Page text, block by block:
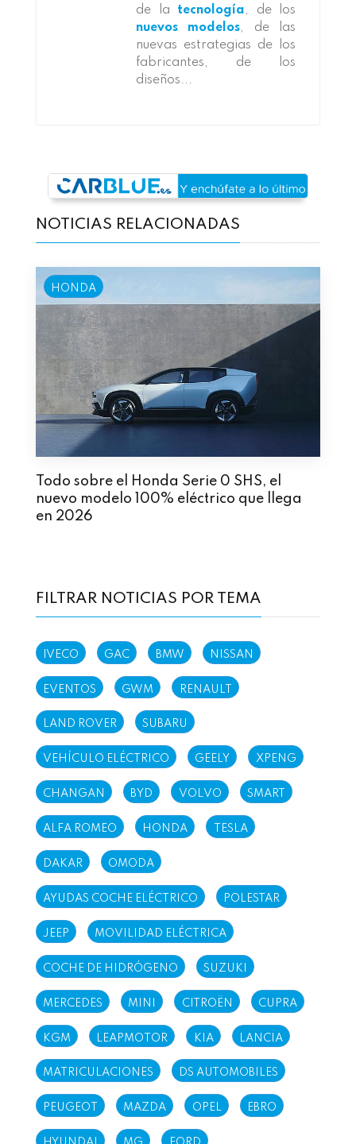
de la tecnología, de los
nuevos modelos, de las
nuevas estrategias de los
fabricantes, de los
diseños...
NOTICIAS RELACIONADAS
HONDA
Todo sobre el Honda Serie 0 SHS, el
nuevo modelo 100% eléctrico que llega
en 2026
FILTRAR NOTICIAS POR TEMA
IVECO GAC BMW NISSAN
EVENTOS GWM RENAULT
LAND ROVER SUBARU
VEHÍCULO ELÉCTRICO GEELY XPENG
CHANGAN BYD VOLVO SMART
ALFA ROMEO HONDA TESLA
DAKAR OMODA
AYUDAS COCHE ELÉCTRICO POLESTAR
JEEP MOVILIDAD ELÉCTRICA
COCHE DE HIDRÓGENO SUZUKI
MERCEDES MINI CITROËN CUPRA
KGM LEAPMOTOR KIA LANCIA
MATRICULACIONES DS AUTOMOBILES
PEUGEOT MAZDA OPEL EBRO